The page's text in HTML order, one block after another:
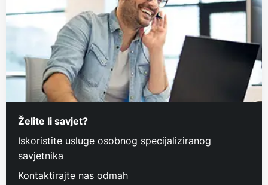
Želite li savjet?
Iskoristite usluge osobnog specijaliziranog
savjetnika
Kontaktirajte nas odmah